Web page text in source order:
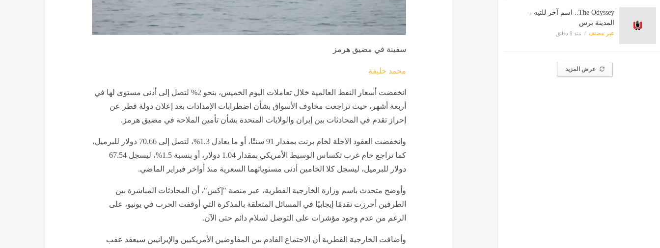
The Odyssey.. اسم آخر للتيه -
المدينة برس
غير مصنف منذ 9 دقائق
عرض المزيد
سفينة في مضيق هرمز
محمد خليفة
انخفضت أسعار النفط العالمية خلال تعاملات اليوم الخميس، بنحو 2% لتصل إلى أدنى مستوى لها في
أربعة أشهر، حيث تراجعت مخاوف الأسواق بشأن اضطرابات الإمدادات بعد إعلان دولة قطر عن
إحراز تقدم في المحادثات بين إيران والولايات المتحدة بشأن تأمين الملاحة في مضيق هرمز.
وانخفضت العقود الآجلة لخام برنت بمقدار 91 سنتًا، أو ما يعادل 1.3%، لتصل إلى 70.66 دولار للبرميل،
كما تراجع خام غرب تكساس الوسيط الأمريكي بمقدار 1.04 دولار، أو بنسبة 1.5%، ليسجل 67.54
دولار للبرميل، ليسجل كلا الخامين أدنى مستوياتهما السعرية منذ أواخر فبراير الماضي.
وأوضح متحدث باسم وزارة الخارجية القطرية، عبر منصة "إكس"، أن المحادثات المباشرة بين
الطرفين أحرزت تقدمًا إيجابيًا في المسائل المتعلقة بالمذكرة التي أوقفت الحرب في يونيو، على
الرغم من عدم وجود مؤشرات على التوصل لسلام دائم حتى الآن.
وأضافت الخارجية القطرية أن الاجتماع القادم بين المفاوضين الأمريكيين والإيرانيين سيعقد عقب